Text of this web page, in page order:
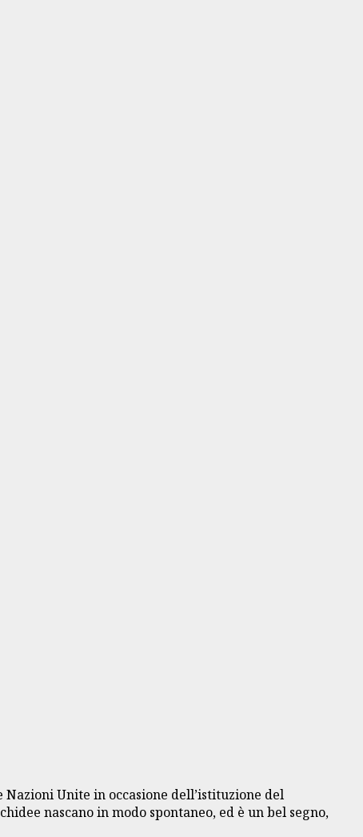
Unite in occasione dell’istituzione del
nascano in modo spontaneo, ed è un bel segno,